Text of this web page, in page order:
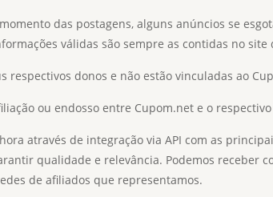
das postagens, alguns anúncios se
válidas são sempre as contidas no site
donos e não estão vinculadas ao
ou endosso entre Cupom.net e o
através de integração via API com as
qualidade e relevância. Podemos receber
de afiliados que representamos.